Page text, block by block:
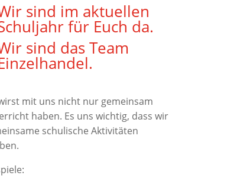
sind im aktuellen
für Euch da.
sind das Team
mit uns nicht nur gemeinsam
haben. Es uns wichtig, dass wir
schulische Aktivitäten